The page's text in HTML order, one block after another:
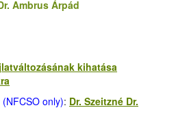
Ambrus Árpád
kihatása
only): Dr. Szeitzné Dr.